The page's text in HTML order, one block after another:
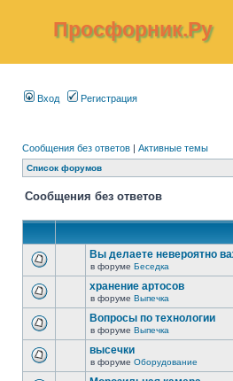
Просфорник.Ру
Вход Регистрация
Сообщения без ответов | Активные темы
Список форумов
Сообщения без ответов
Вы делаете невероятно
в форуме Беседка
хранение артосов
в форуме Выпечка
Вопросы по технологии
в форуме Выпечка
высечки
в форуме Оборудование